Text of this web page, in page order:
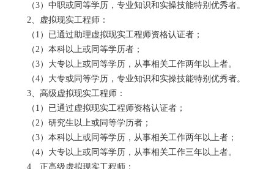
（3）中职或同等学历，专业知识和实操技能特别优秀者。
2、虚拟现实工程师：
（ 1 ）已通过助理虚拟现实工程师资格认证者；
（2）本科以上或同等学历者；
（3）大专以上或同等学历，从事相关工作两年以上者。
（4）大专或同等学历，专业知识和实操技能特别优秀者。
3、高级虚拟现实工程师：
（ 1 ）已通过虚拟现实工程师资格认证者；
（2）研究生以上或同等学历者；
（3）本科以上或同等学历，从事相关工作两年以上者；
（4）大专以上或同等学历，从事相关工作三年以上者。
4、正高级虚拟现实工程师：